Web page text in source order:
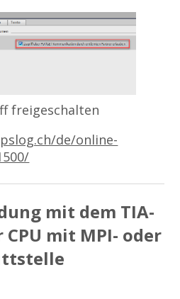
freigeschalten
de/online-
mit dem TIA-
mit MPI- oder